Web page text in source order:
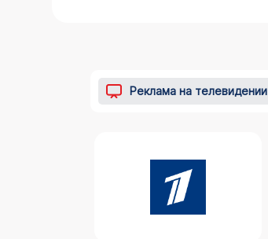
Реклама на телевидении